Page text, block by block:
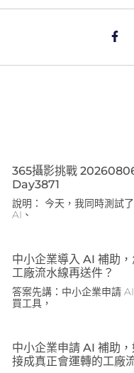
365攝影挑戰
Day3871
說明： 今天，我同時測試
AI、
中小企業導入 AI 補助
工廠流水線再送件？
答案先講：中小企業申請
買工具，
中小企業申請 AI 補助
接成真正會運轉的工廠